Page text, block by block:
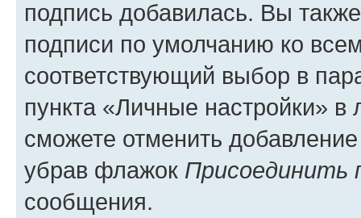
подпись добавилась. Вы
подписи по умолчанию ко
соответствующий выбор в
пункта «Личные настройки»
сможете отменить
убрав флажок Присоединить
сообщения.